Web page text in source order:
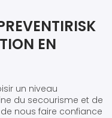
EN
un niveau
du secourisme et de
nous faire confiance